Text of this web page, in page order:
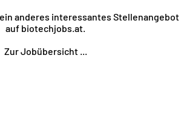
anderes interessantes Stellenangebot
auf biotechjobs.at.
Zur Jobübersicht ...